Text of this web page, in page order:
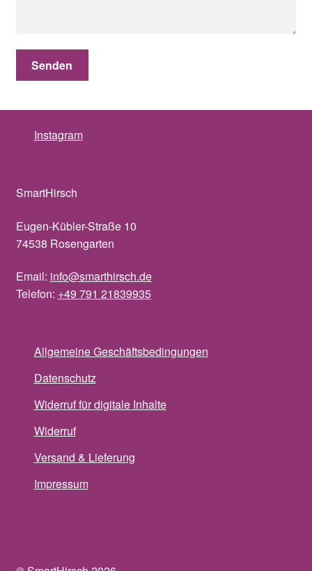
Instagram
SmartHirsch
Eugen-Kübler-Straße 10
74538 Rosengarten
Email: info@smarthirsch.de
Telefon: +49 791 21839935
Allgemeine Geschäftsbedingungen
Datenschutz
Widerruf für digitale Inhalte
Widerruf
Versand & Lieferung
Impressum